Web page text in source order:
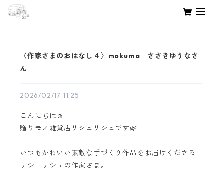
〈作家さまのおはなし４〉mokuma ささきゆうなさ
ん
2026/02/17 11:25
こんにちは☺️
贈りモノ雑貨店リシュリシュです🌿
いつもかわいい素敵な手づくり作品をお届けくださる
リシュリシュの作家さま。